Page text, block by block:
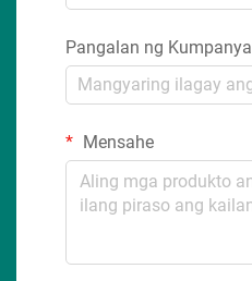
Pangalan ng Kumpanya
Mensahe